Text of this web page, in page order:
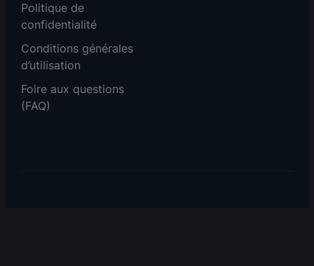
Politique de
confidentialité
Conditions générales
d’utilisation
Foire aux questions
(FAQ)